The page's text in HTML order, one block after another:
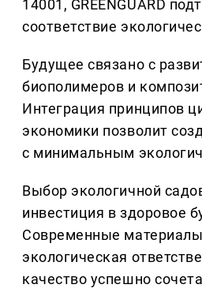
14001, GREENGUARD
соответствие
Будущее связано с
биополимеров и
Интеграция принципов
экономики позволит
с минимальным
Выбор экологичной
инвестиция в здоровое
Современные
экологическая
качество успешно